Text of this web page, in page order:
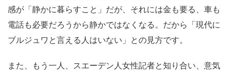
感が「静かに暮らすこと」だが、それには金も要る、車も
電話も必要だろうから静かではなくなる。だから「現代に
ブルジュワと言える人はいない」との見方です。
また、もう一人、スエーデン人女性記者と知り合い、意気